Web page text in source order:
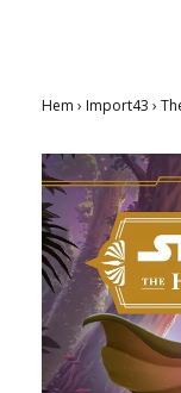
Hem › Import43 ›